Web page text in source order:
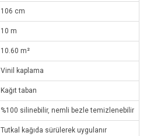
106 cm
10 m
10.60 m²
Vinil kaplama
Kağıt taban
%100 silinebilir, nemli bezle temizlenebilir
Tutkal kağıda sürülerek uygulanır